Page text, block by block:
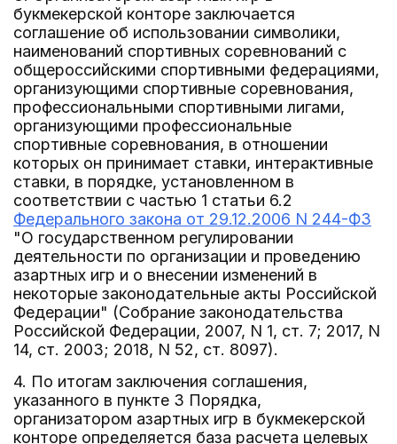
букмекерской конторе заключается
соглашение об использовании символики,
наименований спортивных соревнований с
общероссийскими спортивными федерациями,
организующими спортивные соревнования,
профессиональными спортивными лигами,
организующими профессиональные
спортивные соревнования, в отношении
которых он принимает ставки, интерактивные
ставки, в порядке, установленном в
соответствии с частью 1 статьи 6.2
Федерального закона от 29.12.2006 N 244-ФЗ
"О государственном регулировании
деятельности по организации и проведению
азартных игр и о внесении изменений в
некоторые законодательные акты Российской
Федерации" (Собрание законодательства
Российской Федерации, 2007, N 1, ст. 7; 2017, N
14, ст. 2003; 2018, N 52, ст. 8097).
4. По итогам заключения соглашения,
указанного в пункте 3 Порядка,
организатором азартных игр в букмекерской
конторе определяется база расчета целевых